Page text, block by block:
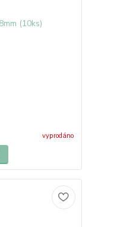
vyprodáno